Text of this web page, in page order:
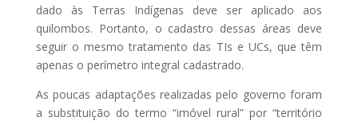
dado às Terras Indígenas deve ser aplicado aos
quilombos. Portanto, o cadastro dessas áreas deve
seguir o mesmo tratamento das TIs e UCs, que têm
apenas o perímetro integral cadastrado.
As poucas adaptações realizadas pelo governo foram
a substituição do termo “imóvel rural” por “território